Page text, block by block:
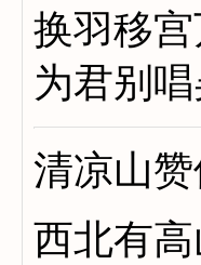
换羽移
为君别
清凉山
西北有